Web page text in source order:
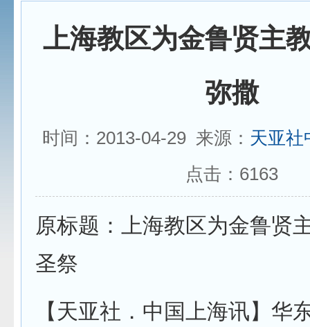
上海教区为金鲁贤主
弥撒
时间：2013-04-29 来源： 天亚社
点击： 6163
原标题：上海教区为金鲁贤
圣祭
【天亚社．中国上海讯】华